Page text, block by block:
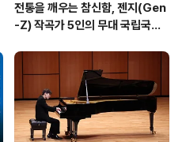
전통을 깨우는 참신함, 젠지(Gen
-Z) 작곡가 5인의 무대 국립국악
트'